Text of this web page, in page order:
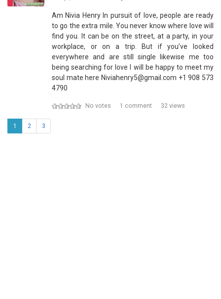
Am Nivia Henry In pursuit of love, people are ready
to go the extra mile. You never know where love will
find you. It can be on the street, at a party, in your
workplace, or on a trip. But if you’ve looked
everywhere and are still single likewise me too
being searching for love I will be happy to meet my
soul mate here Niviahenry5@gmail.com +1 908 573
4790
No votes 1 comment 32 views
1 2 3